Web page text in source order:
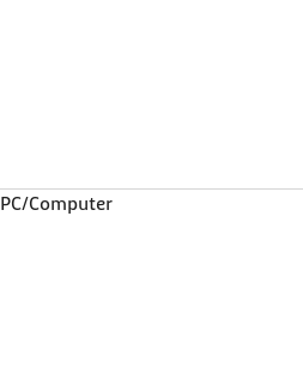
PC/Computer